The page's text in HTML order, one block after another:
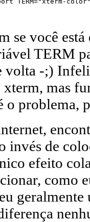
se você
TERM
volta -;)
mas
o problema,
invés de
efeito
como
geralmente